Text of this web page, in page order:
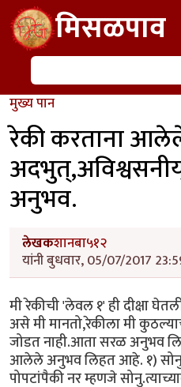
Skip to main contentमिसळपाव
शोध
मुख्य पान
रेकी करताना
अनुभव.
लेखकशानबा५१२
यांनी बुधवार, 05/07/2017
मी रेकीची 'लेवल १' ही दीक्षा
असे मी मानतो,रेकीला मी
जोडत नाही.आता सरळ अनुभव
आलेले अनुभव लिहत आहे. १) सोनु
पोपटांपैकी नर म्हणजे